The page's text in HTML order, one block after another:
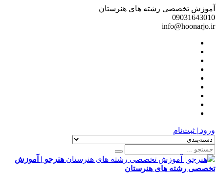
آموزش تخصصی رشته های هنرستان
09031643010
info@hoonarjo.ir
ورود | ثبت‌نام
هنرجو | آموزش
تخصصی رشته های هنرستان